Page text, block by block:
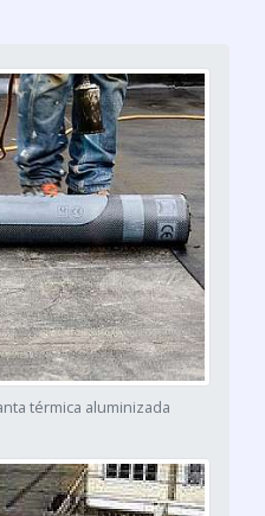
térmica aluminizada